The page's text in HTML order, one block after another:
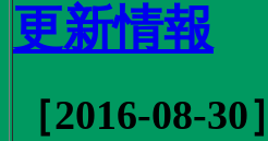
更新情報
［2016-08-30］